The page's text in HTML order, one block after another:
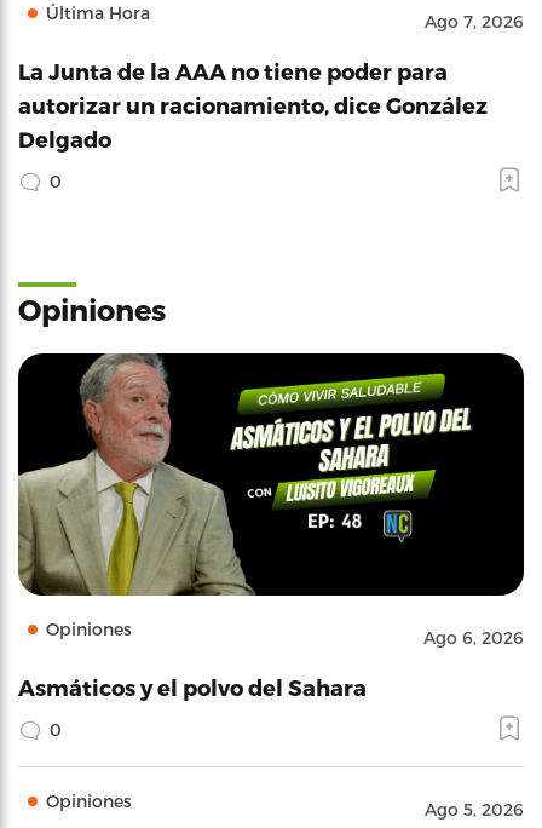
Última Hora Ago 7, 2026
La Junta de la AAA no tiene poder para
autorizar un racionamiento, dice González
Delgado
0
Opiniones
Opiniones Ago 6, 2026
Asmáticos y el polvo del Sahara
0
Opiniones Ago 5, 2026